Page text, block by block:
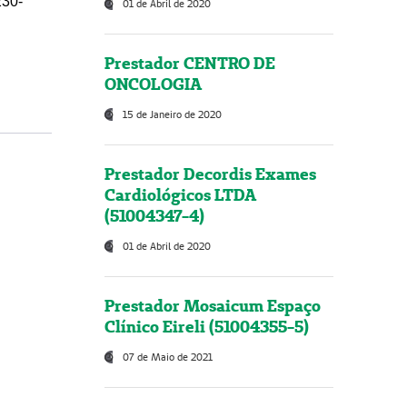
01 de Abril de 2020
Prestador CENTRO DE
ONCOLOGIA
15 de Janeiro de 2020
Prestador Decordis Exames
Cardiológicos LTDA
(51004347-4)
01 de Abril de 2020
Prestador Mosaicum Espaço
Clínico Eireli (51004355-5)
07 de Maio de 2021